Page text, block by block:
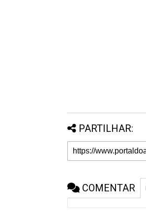
PARTILHAR:
COMENTAR